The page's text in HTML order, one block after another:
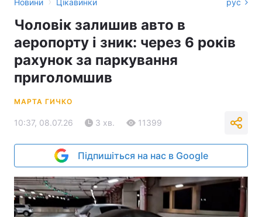
Чоловік залишив авто в
аеропорту і зник: через 6 років
рахунок за паркування
приголомшив
МАРТА ГИЧКО
10:37, 08.07.26 3 хв. 11399
Підпишіться на нас в Google